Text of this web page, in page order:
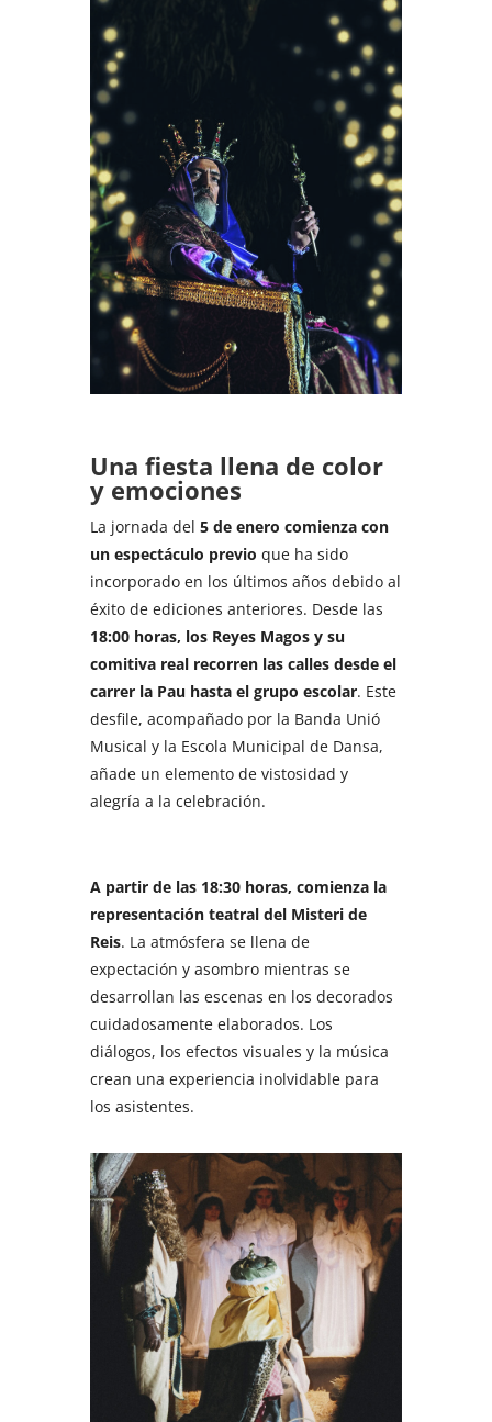
Una fiesta llena de color
y emociones
La jornada del5 de enero comienza con
un espectáculo previo que ha sido
incorporado en los últimos años debido al
éxito de ediciones anteriores. Desde las
18:00 horas, los Reyes Magos y su
comitiva real recorren las calles desde el
carrer la Pau hasta el grupo escolar. Este
desfile, acompañado por la Banda Unió
Musical y la Escola Municipal de Dansa,
añade un elemento de vistosidad y
alegría a la celebración.
A partir de las 18:30 horas, comienza la
representación teatral del Misteri de
Reis. La atmósfera se llena de
expectación y asombro mientras se
desarrollan las escenas en los decorados
cuidadosamente elaborados. Los
diálogos, los efectos visuales y la música
crean una experiencia inolvidable para
los asistentes.